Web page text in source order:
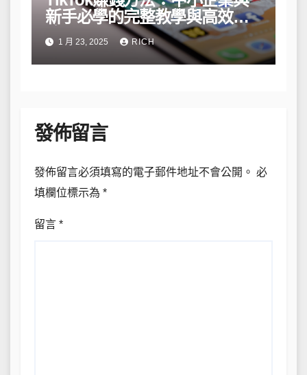
新手必學的完整教學與高效策
略1 月 23, 2025 RICH
發佈留言
發佈留言必須填寫的電子郵件地址不會公開。 必
填欄位標示為 *
留言 *